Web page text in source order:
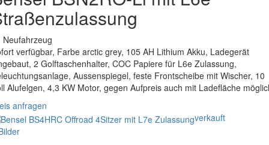
Neufahrzeug
verfügbar, Farbe arctic grey, 105 AH Lithium Akku, Ladegerät
2 Golftaschenhalter, COC Papiere für L6e Zulassung,
Aussenspiegel, feste Frontscheibe mit Wischer, 10
Alufelgen, 4,3 KW Motor, gegen Aufpreis auch mit Ladefläche
anfragen
verkauft